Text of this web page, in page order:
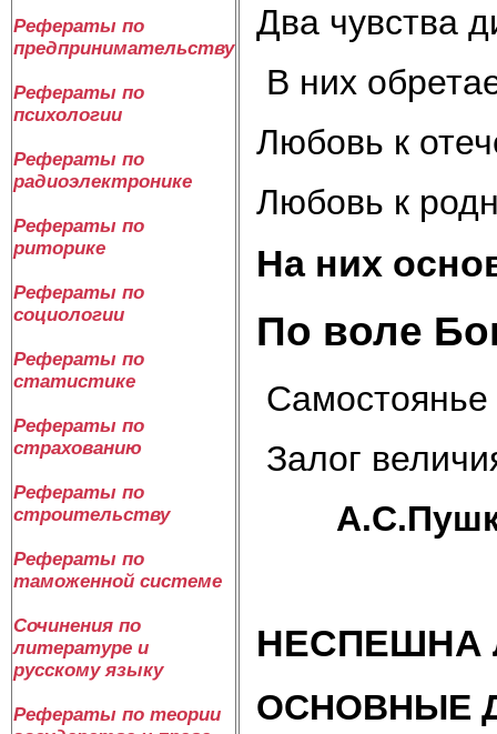
Рефераты по
предпринимательству
Рефераты по
психологии
Рефераты по
радиоэлектронике
Рефераты по
риторике
Рефераты по
социологии
Рефераты по
статистике
Рефераты по
страхованию
Рефераты по
строительству
Рефераты по
таможенной системе
Сочинения по
литературе и
русскому языку
Рефераты по теории
Два чувства
В них
Любовь к
Любовь к
На них
По воле
Самостоянье
Залог
НЕСПЕШНА
ОСНОВНЫЕ